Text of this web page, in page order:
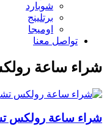
شوبارد
برتلينج
اوميجا
تواصل معنا
شراء ساعة
شراء ساعة رولكس